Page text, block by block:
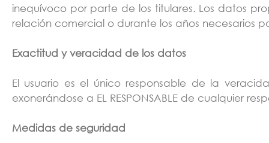
inequívoco por parte de los titulares. Los datos
relación comercial o durante los años necesarios
Exactitud y veracidad de los datos
El usuario es el único responsable de la
exonerándose a EL RESPONSABLE de cualquier
Medidas de seguridad